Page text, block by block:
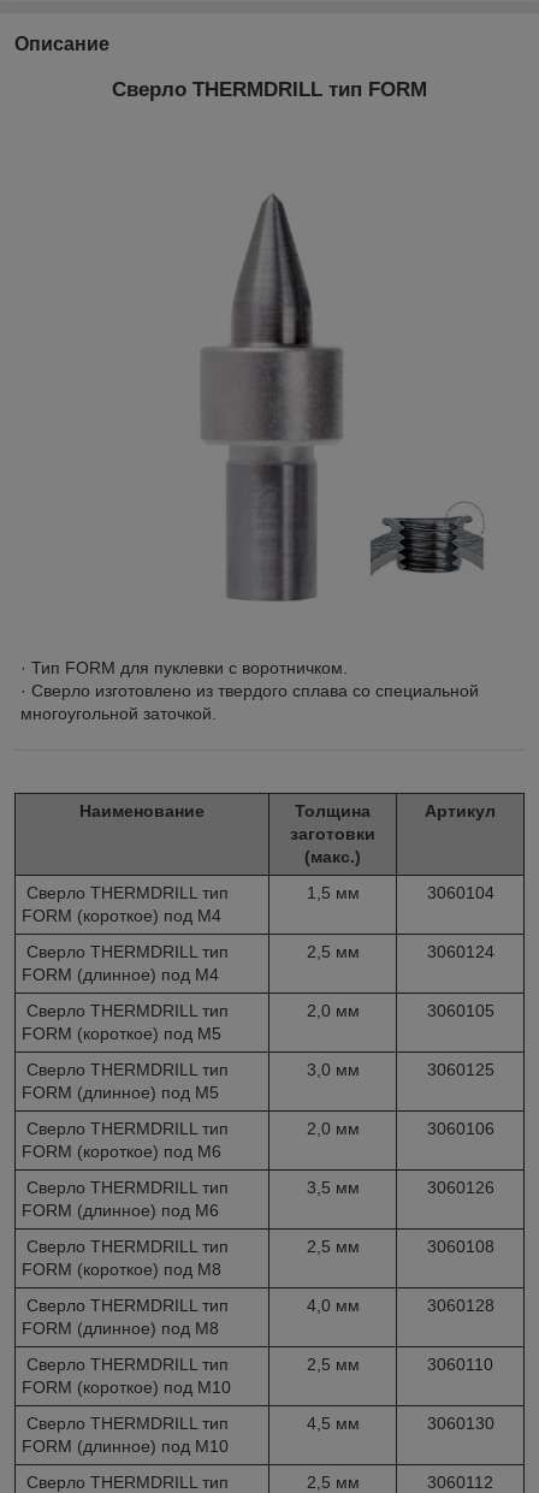
Описание
Сверло THERMDRILL тип FORM
· Тип FORM для пуклевки с воротничком.
· Сверло изготовлено из твердого сплава со специальной
многоугольной заточкой.
Наименование
Толщина
заготовки
(макс.)
Артикул
Сверло THERMDRILL тип
FORM (короткое) под M4
1,5 мм 3060104
Сверло THERMDRILL тип
FORM (длинное) под M4
2,5 мм 3060124
Сверло THERMDRILL тип
FORM (короткое) под M5
2,0 мм 3060105
Сверло THERMDRILL тип
FORM (длинное) под M5
3,0 мм 3060125
Сверло THERMDRILL тип
FORM (короткое) под M6
2,0 мм 3060106
Сверло THERMDRILL тип
FORM (длинное) под M6
3,5 мм 3060126
Сверло THERMDRILL тип
FORM (короткое) под M8
2,5 мм 3060108
Сверло THERMDRILL тип
FORM (длинное) под M8
4,0 мм 3060128
Сверло THERMDRILL тип
FORM (короткое) под M10
2,5 мм 3060110
Сверло THERMDRILL тип
FORM (длинное) под M10
4,5 мм 3060130
Сверло THERMDRILL тип
2,5 мм 3060112